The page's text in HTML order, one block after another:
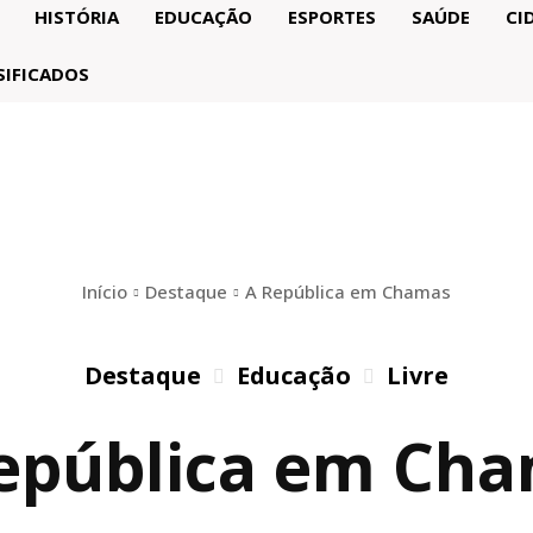
HISTÓRIA EDUCAÇÃO ESPORTES SAÚDE
Início Destaque A República em Chamas
Destaque Educação Livre
em